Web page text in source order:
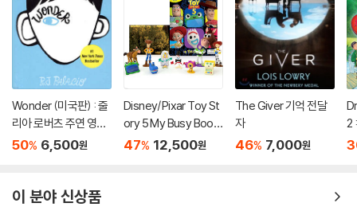
Wonder (미국판) : 줄
리아 로버츠 주연 영화
'원더' 원작 소설
50% 6,500원
Disney/Pixar Toy St
ory 5 My Busy Book
s
47% 12,500원
The Giver 기억 전달
자
46% 7,000원
2
이 분야 신상품